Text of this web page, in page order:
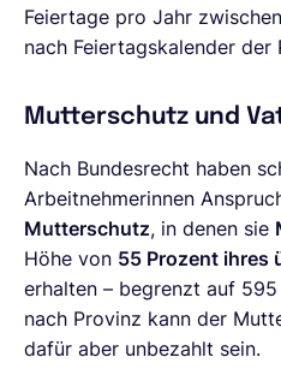
Feiertage pro Jahr
nach Feiertagskalender der
Mutterschutz und
Nach Bundesrecht haben
Arbeitnehmerinnen
Mutterschutz, in denen sie
Höhe von 55 Prozent ihres
erhalten – begrenzt auf
nach Provinz kann der
dafür aber unbezahlt sein.